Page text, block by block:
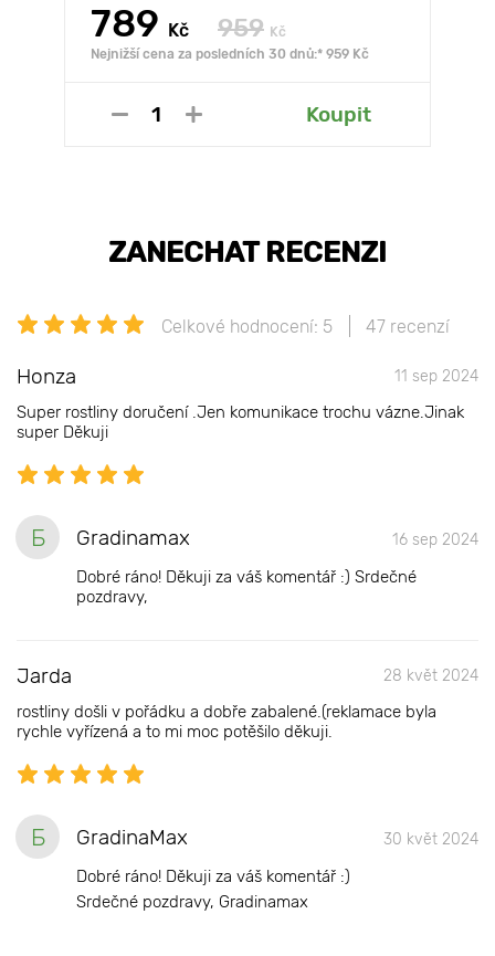
789 Kč 959 Kč
Nejnižší cena za posledních 30 dnů:* 959 Kč
Koupit
ZANECHAT RECENZI
Celkové hodnocení: 5 47 recenzí
Honza 11 sep 2024
Super rostliny doručení .Jen komunikace trochu vázne.Jinak
super Děkuji
Б Gradinamax 16 sep 2024
Dobré ráno! Děkuji za váš komentář :) Srdečné
pozdravy,
Jarda 28 květ 2024
rostliny došli v pořádku a dobře zabalené.(reklamace byla
rychle vyřízená a to mi moc potěšilo děkuji.
Б GradinaMax 30 květ 2024
Dobré ráno! Děkuji za váš komentář :)
Srdečné pozdravy, Gradinamax